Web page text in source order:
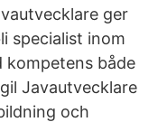
ger
specialist inom
både
Javautvecklare
och